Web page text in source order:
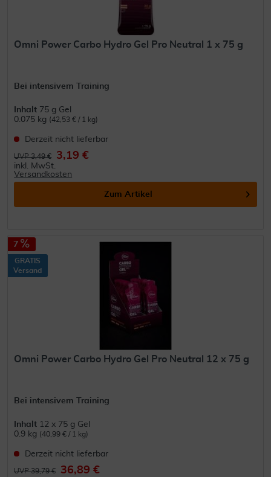
Omni Power Carbo Hydro Gel Pro Neutral 1 x 75 g
Bei intensivem Training
Inhalt 75 g Gel
0.075 kg (42,53 € / 1 kg)
Derzeit nicht lieferbar
UVP 3,49 € 3,19 €
inkl. MwSt.
Versandkosten
Zum Artikel
7
GRATIS
Versand
Omni Power Carbo Hydro Gel Pro Neutral 12 x 75 g
Bei intensivem Training
Inhalt 12 x 75 g Gel
0.9 kg (40,99 € / 1 kg)
Derzeit nicht lieferbar
UVP 39,79 € 36,89 €